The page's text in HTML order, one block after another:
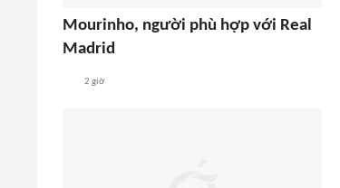
Mourinho, người phù hợp với Real
Madrid
2 giờ